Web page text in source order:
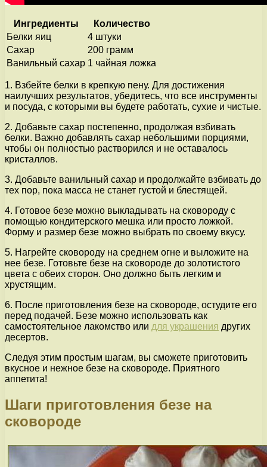
Ингредиенты
Количество
Белки яиц
4 штуки
Сахар
200 грамм
Ванильный сахар 1 чайная ложка
1. Взбейте белки в крепкую пену. Для достижения
наилучших результатов, убедитесь, что все инструменты
и посуда, с которыми вы будете работать, сухие и чистые.
2. Добавьте сахар постепенно, продолжая взбивать
белки. Важно добавлять сахар небольшими порциями,
чтобы он полностью растворился и не оставалось
кристаллов.
3. Добавьте ванильный сахар и продолжайте взбивать до
тех пор, пока масса не станет густой и блестящей.
4. Готовое безе можно выкладывать на сковороду с
помощью кондитерского мешка или просто ложкой.
Форму и размер безе можно выбрать по своему вкусу.
5. Нагрейте сковороду на среднем огне и выложите на
нее безе. Готовьте безе на сковороде до золотистого
цвета с обеих сторон. Оно должно быть легким и
хрустящим.
6. После приготовления безе на сковороде, остудите его
перед подачей. Безе можно использовать как
самостоятельное лакомство или для украшения других
десертов.
Следуя этим простым шагам, вы сможете приготовить
вкусное и нежное безе на сковороде. Приятного
аппетита!
Шаги приготовления безе на
сковороде